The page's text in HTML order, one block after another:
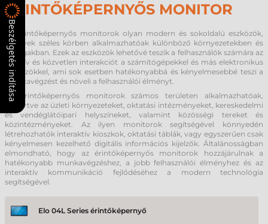
ÉRINTŐKÉPERNYŐS MONITOR
Az érintőképernyős monitorok olyan modern és sokoldalú eszközök,
amelyek széles körben alkalmazhatóak különböző környezetekben és
iparágakban. Ezek az eszközök lehetővé teszik a felhasználók számára az
intuitív és közvetlen interakciót a számítógépekkel és más elektronikus
eszközökkel, ami sok esetben hatékonyabbá és kényelmesebbé teszi a
munkavégzést és növeli a felhasználói élményt.
Az érintőképernyős monitorok számos területen alkalmazhatóak,
beleértve az üzleti környezeteket, oktatási intézményeket, kereskedelmi
és vendéglátóipari helyszíneket, valamint közösségi tereket és
közintézményeket. Az ilyen monitorok segítségével könnyedén
létrehozhatók interaktív kioszkok, oktatási táblák, vagy egyszerűen csak
kényelmesen kezelhető digitális információs kijelzők. Általánosságban
elmondható, hogy az érintőképernyős monitorok hozzájárulnak a
hatékonyabb munkavégzéshez, a jobb felhasználói élményhez és az
interaktív kommunikáció fejlődéséhez a modern technológia
segítségével.
Elo 04L Series érintőképernyő
Beszélgetés indítása